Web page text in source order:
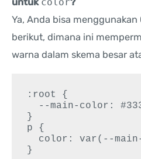
untuk color?
Ya, Anda bisa menggunakan
berikut, dimana ini
warna dalam skema besar
:root {
}
p {